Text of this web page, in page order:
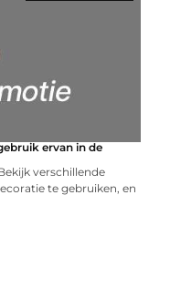
ervan in de
verschillende
te gebruiken, en